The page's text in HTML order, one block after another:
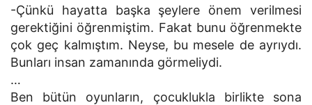
-Çünkü hayatta başka şeylere önem verilmesi
gerektiğini öğrenmiştim. Fakat bunu öğrenmekte
çok geç kalmıştım. Neyse, bu mesele de ayrıydı.
Bunları insan zamanında görmeliydi.
…
Ben bütün oyunların, çocuklukla birlikte sona